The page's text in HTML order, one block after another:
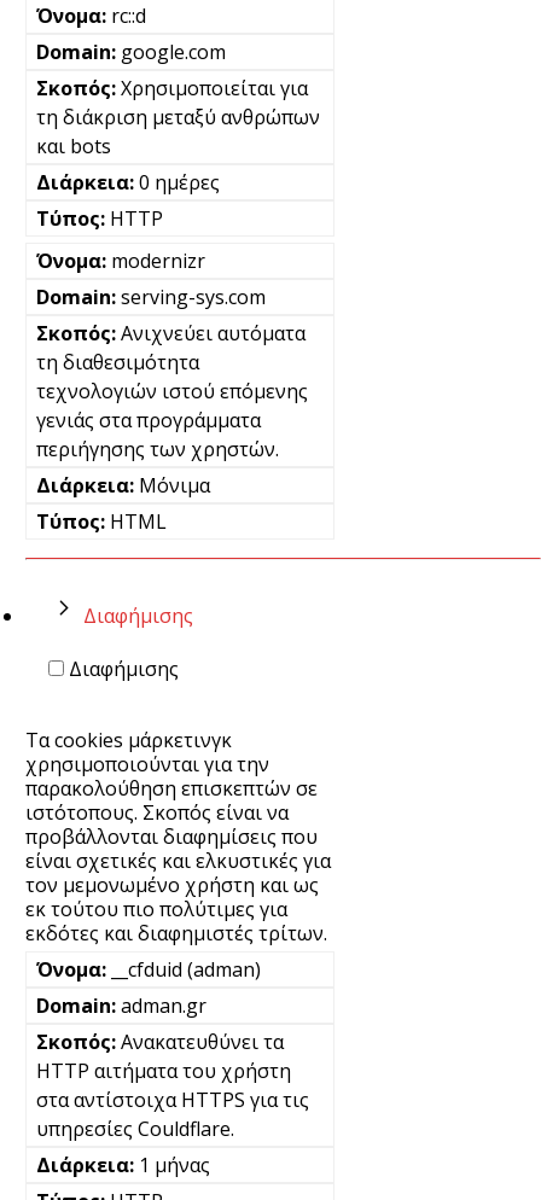
rc::d
google.com
Χρησιμοποιείται για
τη διάκριση μεταξύ ανθρώπων
και bots
0 ημέρες
HTTP
modernizr
serving-sys.com
Ανιχνεύει αυτόματα
τη διαθεσιμότητα
τεχνολογιών ιστού επόμενης
γενιάς στα προγράμματα
περιήγησης των χρηστών.
Μόνιμα
HTML
Διαφήμισης
Διαφήμισης
Τα cookies μάρκετινγκ
χρησιμοποιούνται για την
παρακολούθηση επισκεπτών σε
ιστότοπους. Σκοπός είναι να
προβάλλονται διαφημίσεις που
είναι σχετικές και ελκυστικές για
τον μεμονωμένο χρήστη και ως
εκ τούτου πιο πολύτιμες για
εκδότες και διαφημιστές τρίτων.
__cfduid (adman)
adman.gr
Ανακατευθύνει τα
HTTP αιτήματα του χρήστη
στα αντίστοιχα HTTPS για τις
υπηρεσίες Couldflare.
1 μήνας